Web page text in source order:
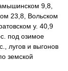
9,8,
23,8, Вольском
у. 40,9
под озимое
лугов и выгонов
земской